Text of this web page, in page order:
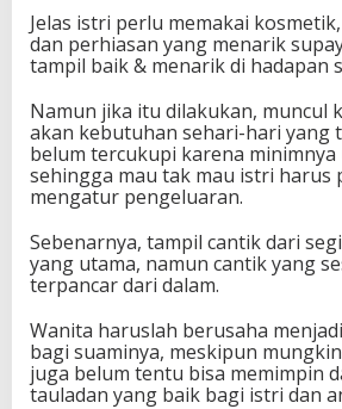
Jelas istri perlu memakai
dan perhiasan yang menarik
tampil baik & menarik di hadapan
Namun jika itu dilakukan, muncul
akan kebutuhan sehari-hari yang
belum tercukupi karena minimnya
sehingga mau tak mau istri harus
mengatur pengeluaran.
Sebenarnya, tampil cantik dari
yang utama, namun cantik yang
terpancar dari dalam.
Wanita haruslah berusaha
bagi suaminya, meskipun
juga belum tentu bisa memimpin
tauladan yang baik bagi istri dan